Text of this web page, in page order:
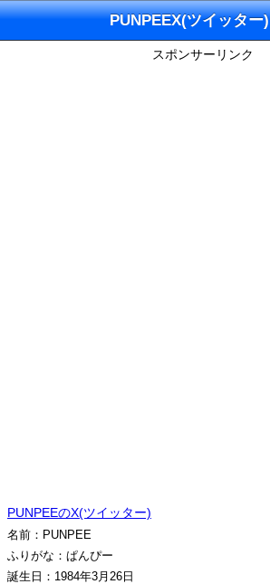
PUNPEEX(ツイッター)
スポンサーリンク
PUNPEEのX(ツイッター)
名前：PUNPEE
ふりがな：ぱんぴー
誕生日：1984年3月26日